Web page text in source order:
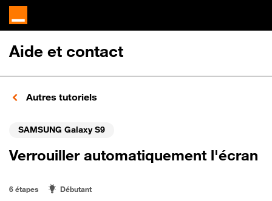
Aide et contact
Autres tutoriels
SAMSUNG Galaxy S9
Verrouiller automatiquement l'écran
6 étapes Débutant